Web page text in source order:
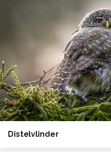
Distelvlinder